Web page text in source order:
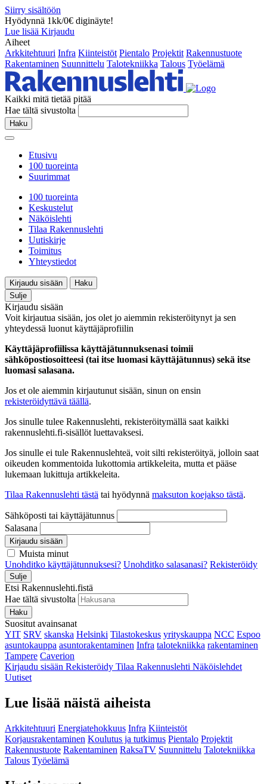
Siirry sisältöön
Hyödynnä 1kk/0€ diginäyte!
Lue lisää Kirjaudu
Aiheet
Arkkitehtuuri Infra Kiinteistöt Pientalo Projektit Rakennustuote
Rakentaminen Suunnittelu Talotekniikka Talous Työelämä
Kaikki mitä tietää pitää
Hae tältä sivustolta
Haku
Etusivu
100 tuoreinta
Suurimmat
100 tuoreinta
Keskustelut
Näköislehti
Tilaa Rakennuslehti
Uutiskirje
Toimitus
Yhteystiedot
Kirjaudu sisään
Haku
Sulje
Kirjaudu sisään
Voit kirjautua sisään, jos olet jo aiemmin rekisteröitynyt ja sen
yhteydessä luonut käyttäjäprofiilin
Käyttäjäprofiilissa käyttäjätunnuksenasi toimii
sähköpostiosoitteesi (tai itse luomasi käyttäjätunnus) sekä itse
luomasi salasana.
Jos et ole aiemmin kirjautunut sisään, sinun on ensin
rekisteröidyttävä täällä.
Jos sinulle tulee Rakennuslehti, rekisteröitymällä saat kaikki
rakennuslehti.fi-sisällöt luettavaksesi.
Jos sinulle ei tule Rakennuslehteä, voit silti rekisteröityä, jolloin saat
oikeuden kommentoida lukottomia artikkeleita, mutta et pääse
lukemaan lukittuja artikkeleita.
Tilaa Rakennuslehti tästä tai hyödynnä maksuton koejakso tästä.
Sähköposti tai käyttäjätunnus
Salasana
Kirjaudu sisään
Muista minut
Unohditko käyttäjätunnuksesi? Unohditko salasanasi? Rekisteröidy
Sulje
Etsi Rakennuslehti.fistä
Hae tältä sivustolta
Haku
Suositut avainsanat
YIT SRV skanska Helsinki Tilastokeskus yrityskauppa NCC Espoo
asuntokauppa asuntorakentaminen Infra talotekniikka rakentaminen
Tampere Caverion
Kirjaudu sisään Rekisteröidy Tilaa Rakennuslehti Näköislehdet
Uutiset
Lue lisää näistä aiheista
Arkkitehtuuri Energiatehokkuus Infra Kiinteistöt
Korjausrakentaminen Koulutus ja tutkimus Pientalo Projektit
Rakennustuote Rakentaminen RaksaTV Suunnittelu Talotekniikka
Talous Työelämä